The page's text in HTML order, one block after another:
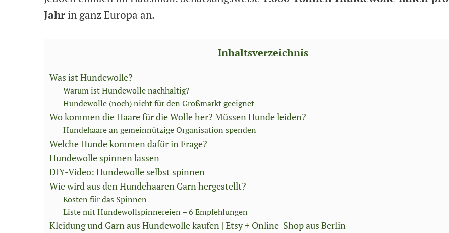
Jahr in ganz Europa an.
Inhaltsverzeichnis
Was ist Hundewolle?
Warum ist Hundewolle nachhaltig?
Hundewolle (noch) nicht für den Großmarkt geeignet
Wo kommen die Haare für die Wolle her? Müssen Hunde leiden?
Hundehaare an gemeinnützige Organisation spenden
Welche Hunde kommen dafür in Frage?
Hundewolle spinnen lassen
DIY-Video: Hundewolle selbst spinnen
Wie wird aus den Hundehaaren Garn hergestellt?
Kosten für das Spinnen
Liste mit Hundewollspinnereien – 6 Empfehlungen
Kleidung und Garn aus Hundewolle kaufen | Etsy + Online-Shop aus Berlin